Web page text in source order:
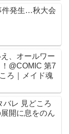
件発生…秋大会
、オールワー
@COMIC 第7
ろ｜メイド魂
バレ 見どころ
展開に息をのん